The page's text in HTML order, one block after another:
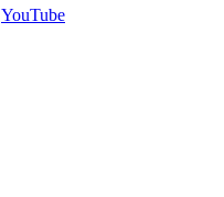
YouTube